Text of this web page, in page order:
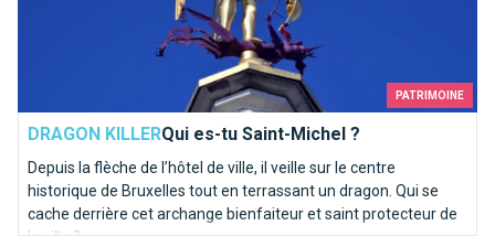
PATRIMOINE
DRAGON KILLERQui es-tu Saint-Michel ?
Depuis la flèche de l’hôtel de ville, il veille sur le centre
historique de Bruxelles tout en terrassant un dragon. Qui se
cache derrière cet archange bienfaiteur et saint protecteur de
la ville ?